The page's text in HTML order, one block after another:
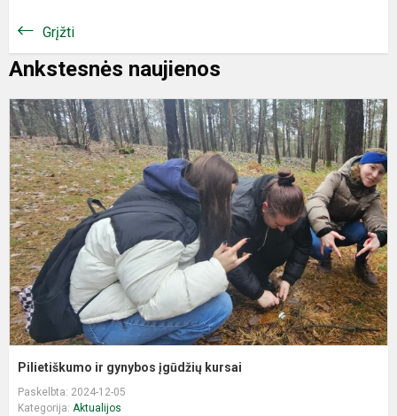
Grįžti
Ankstesnės naujienos
Pilietiškumo ir gynybos įgūdžių kursai
Paskelbta: 2024-12-05
Kategorija: Aktualijos